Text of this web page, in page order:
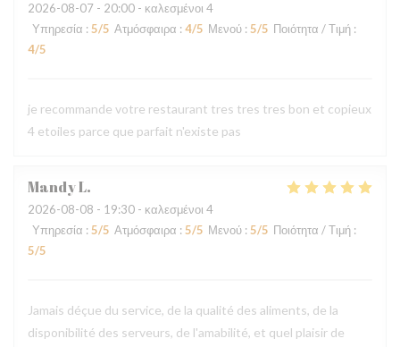
2026-08-07 - 20:00 - καλεσμένοι 4
Υπηρεσία : 5/5 Ατμόσφαιρα : 4/5 Μενού : 5/5 Ποιότητα / Τιμή :
4/5
je recommande votre restaurant tres tres tres bon et copieux
4 etoiles parce que parfait n'existe pas
MandyL
2026-08-08 - 19:30 - καλεσμένοι 4
Υπηρεσία : 5/5 Ατμόσφαιρα : 5/5 Μενού : 5/5 Ποιότητα / Τιμή :
5/5
Jamais déçue du service, de la qualité des aliments, de la
disponibilité des serveurs, de l'amabilité, et quel plaisir de